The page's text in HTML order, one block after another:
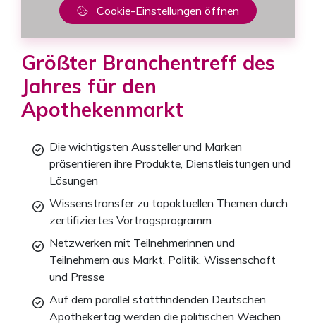
Cookie-Einstellungen öffnen
Größter Branchentreff des
Jahres für den
Apothekenmarkt
Die wichtigsten Aussteller und Marken
präsentieren ihre Produkte, Dienstleistungen und
Lösungen
Wissenstransfer zu topaktuellen Themen durch
zertifiziertes Vortragsprogramm
Netzwerken mit Teilnehmerinnen und
Teilnehmern aus Markt, Politik, Wissenschaft
und Presse
Auf dem parallel stattfindenden Deutschen
Apothekertag werden die politischen Weichen